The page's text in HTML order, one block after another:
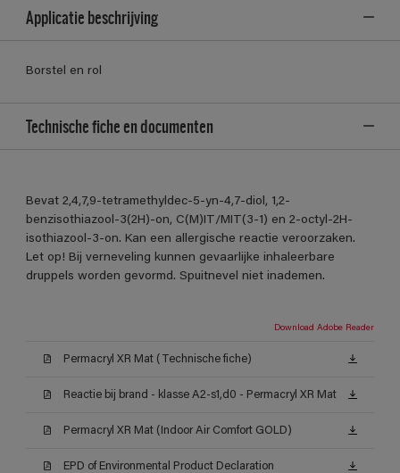
Applicatie beschrijving
Borstel en rol
Technische fiche en documenten
Bevat 2,4,7,9-tetramethyldec-5-yn-4,7-diol, 1,2-
benzisothiazool-3(2H)-on, C(M)IT/MIT(3-1) en 2-octyl-2H-
isothiazool-3-on. Kan een allergische reactie veroorzaken.
Let op! Bij verneveling kunnen gevaarlijke inhaleerbare
druppels worden gevormd. Spuitnevel niet inademen.
Download Adobe Reader
Permacryl XR Mat (Technische fiche)
Reactie bij brand - klasse A2-s1,d0 - Permacryl XR Mat
Permacryl XR Mat (Indoor Air Comfort GOLD)
EPD of Environmental Product Declaration